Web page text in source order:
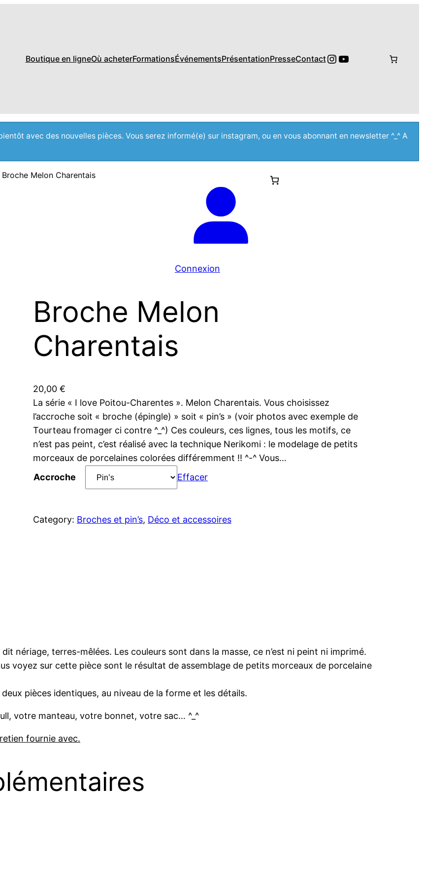
Boutique en ligneOù acheterFormationsÉvénementsPrésentationPresseContactInstagram
YouTube
avec des nouvelles pièces. Vous serez informé(e) sur instagram, ou en vous abonnant en newsletter ^_^ A
Broche Melon Charentais
Connexion
Broche Melon
Charentais
20,00 €
La série « I love Poitou-Charentes ». Melon Charentais. Vous choisissez
l’accroche soit « broche (épingle) » soit « pin’s » (voir photos avec exemple de
Tourteau fromager ci contre ^_^) Ces couleurs, ces lignes, tous les motifs, ce
n’est pas peint, c’est réalisé avec la technique Nerikomi : le modelage de petits
morceaux de porcelaines colorées différemment !! ^-^ Vous…
Accroche
Effacer
Category: Broches et pin’s, Déco et accessoires
nériage, terres-mêlées. Les couleurs sont dans la masse, ce n’est ni peint ni imprimé.
voyez sur cette pièce sont le résultat de assemblage de petits morceaux de porcelaine
deux pièces identiques, au niveau de la forme et les détails.
votre manteau, votre bonnet, votre sac… ^_^
fournie avec.